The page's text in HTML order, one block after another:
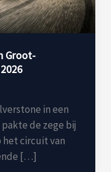
Groot-
in een
pakte de zege bij
het circuit van
[…]